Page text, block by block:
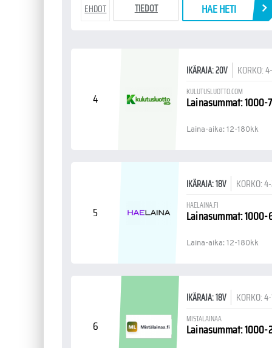
EHDOT TIEDOT HAE HETI
4
IKÄRAJA: 20V KORKO:
KULUTUSLUOTTO.COM
Lainasummat:
Laina-aika: 12-180kk
5
IKÄRAJA: 18V KORKO:
HAELAINA.FI
Lainasummat:
Laina-aika: 12-180kk
6
IKÄRAJA: 18V KORKO:
MISTALAINAA
Lainasummat: